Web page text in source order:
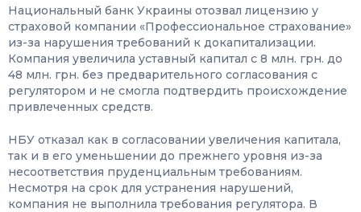
Национальный банк Украины отозвал лицензию у
страховой компании «Профессиональное страхование»
из-за нарушения требований к докапитализации.
Компания увеличила уставный капитал с 8 млн. грн. до
48 млн. грн. без предварительного согласования с
регулятором и не смогла подтвердить происхождение
привлеченных средств.
НБУ отказал как в согласовании увеличения капитала,
так и в его уменьшении до прежнего уровня из-за
несоответствия пруденциальным требованиям.
Несмотря на срок для устранения нарушений,
компания не выполнила требования регулятора. В